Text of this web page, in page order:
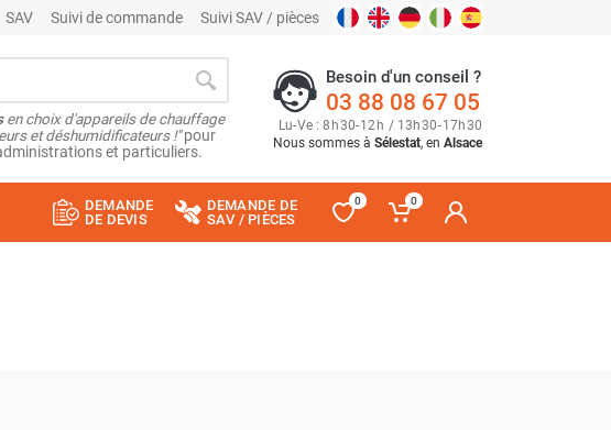
SAV Suivi de commande Suivi SAV / pièces
en choix d'appareils de chauffage
et déshumidificateurs !"pour
et particuliers.
Besoin d'un conseil ?
03 88 08 67 05
Lu-Ve : 8h30-12h / 13h30-17h30
Nous sommes à Sélestat, en Alsace
DEMANDE
DE DEVIS
DEMANDE DE
SAV / PIÈCES
0 0